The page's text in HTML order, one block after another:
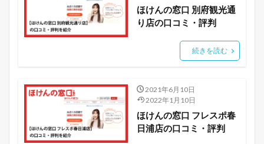
ほけんの窓口 別府観光通
り店の口コミ・評判
続きを読む
2021年6月10日
2022年1月10日
ほけんの窓口 フレスポ春
日浦店の口コミ・評判